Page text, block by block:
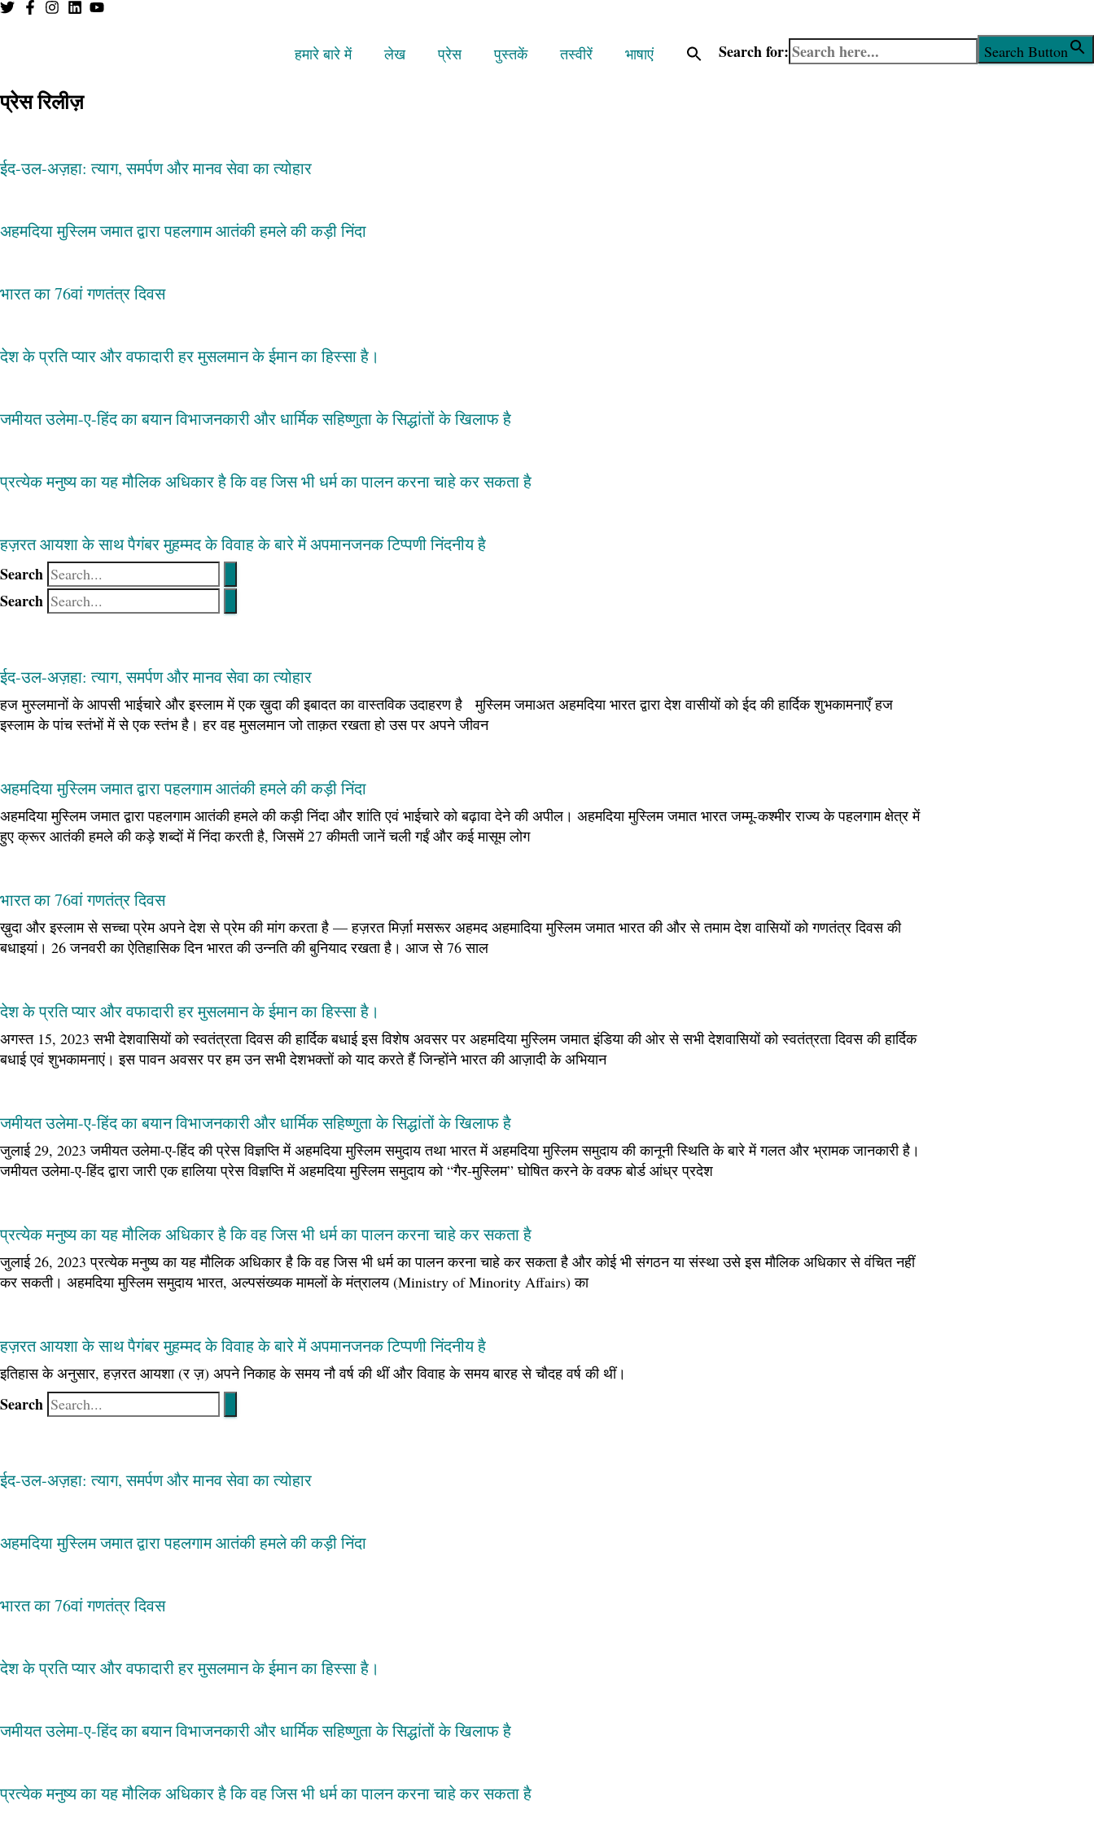
हमारे बारे में लेख प्रेस पुस्तकें तस्वीरें भाषाएं Search for: Search Button
प्रेस रिलीज़
ईद-उल-अज़हा: त्याग, समर्पण और मानव सेवा का त्योहार
अहमदिया मुस्लिम जमात द्वारा पहलगाम आतंकी हमले की कड़ी निंदा
भारत का 76वां गणतंत्र दिवस
देश के प्रति प्यार और वफादारी हर मुसलमान के ईमान का हिस्सा है।
जमीयत उलेमा-ए-हिंद का बयान विभाजनकारी और धार्मिक सहिष्णुता के सिद्धांतों के खिलाफ है
प्रत्येक मनुष्य का यह मौलिक अधिकार है कि वह जिस भी धर्म का पालन करना चाहे कर सकता है
हज़रत आयशा के साथ पैगंबर मुहम्मद के विवाह के बारे में अपमानजनक टिप्पणी निंदनीय है
Search
Search
ईद-उल-अज़हा: त्याग, समर्पण और मानव सेवा का त्योहार
हज मुस्लमानों के आपसी भाईचारे और इस्लाम में एक ख़ुदा की इबादत का वास्तविक उदाहरण है मुस्लिम जमाअत अहमदिया भारत द्वारा देश वासीयों को ईद की हार्दिक शुभकामनाएँ हज
इस्लाम के पांच स्तंभों में से एक स्तंभ है। हर वह मुसलमान जो ताक़त रखता हो उस पर अपने जीवन
अहमदिया मुस्लिम जमात द्वारा पहलगाम आतंकी हमले की कड़ी निंदा
अहमदिया मुस्लिम जमात द्वारा पहलगाम आतंकी हमले की कड़ी निंदा और शांति एवं भाईचारे को बढ़ावा देने की अपील। अहमदिया मुस्लिम जमात भारत जम्मू-कश्मीर राज्य के पहलगाम क्षेत्र में
हुए क्रूर आतंकी हमले की कड़े शब्दों में निंदा करती है, जिसमें 27 कीमती जानें चली गईं और कई मासूम लोग
भारत का 76वां गणतंत्र दिवस
ख़ुदा और इस्लाम से सच्चा प्रेम अपने देश से प्रेम की मांग करता है — हज़रत मिर्ज़ा मसरूर अहमद अहमादिया मुस्लिम जमात भारत की और से तमाम देश वासियों को गणतंत्र दिवस की
बधाइयां। 26 जनवरी का ऐतिहासिक दिन भारत की उन्नति की बुनियाद रखता है। आज से 76 साल
देश के प्रति प्यार और वफादारी हर मुसलमान के ईमान का हिस्सा है।
अगस्त 15, 2023 सभी देशवासियों को स्वतंत्रता दिवस की हार्दिक बधाई इस विशेष अवसर पर अहमदिया मुस्लिम जमात इंडिया की ओर से सभी देशवासियों को स्वतंत्रता दिवस की हार्दिक
बधाई एवं शुभकामनाएं। इस पावन अवसर पर हम उन सभी देशभक्तों को याद करते हैं जिन्होंने भारत की आज़ादी के अभियान
जमीयत उलेमा-ए-हिंद का बयान विभाजनकारी और धार्मिक सहिष्णुता के सिद्धांतों के खिलाफ है
जुलाई 29, 2023 जमीयत उलेमा-ए-हिंद की प्रेस विज्ञप्ति में अहमदिया मुस्लिम समुदाय तथा भारत में अहमदिया मुस्लिम समुदाय की कानूनी स्थिति के बारे में गलत और भ्रामक जानकारी है।
जमीयत उलेमा-ए-हिंद द्वारा जारी एक हालिया प्रेस विज्ञप्ति में अहमदिया मुस्लिम समुदाय को “गैर-मुस्लिम” घोषित करने के वक्फ बोर्ड आंध्र प्रदेश
प्रत्येक मनुष्य का यह मौलिक अधिकार है कि वह जिस भी धर्म का पालन करना चाहे कर सकता है
जुलाई 26, 2023 प्रत्येक मनुष्य का यह मौलिक अधिकार है कि वह जिस भी धर्म का पालन करना चाहे कर सकता है और कोई भी संगठन या संस्था उसे इस मौलिक अधिकार से वंचित नहीं
कर सकती। अहमदिया मुस्लिम समुदाय भारत, अल्पसंख्यक मामलों के मंत्रालय (Ministry of Minority Affairs) का
हज़रत आयशा के साथ पैगंबर मुहम्मद के विवाह के बारे में अपमानजनक टिप्पणी निंदनीय है
इतिहास के अनुसार, हज़रत आयशा (र ज़) अपने निकाह के समय नौ वर्ष की थीं और विवाह के समय बारह से चौदह वर्ष की थीं।
Search
ईद-उल-अज़हा: त्याग, समर्पण और मानव सेवा का त्योहार
अहमदिया मुस्लिम जमात द्वारा पहलगाम आतंकी हमले की कड़ी निंदा
भारत का 76वां गणतंत्र दिवस
देश के प्रति प्यार और वफादारी हर मुसलमान के ईमान का हिस्सा है।
जमीयत उलेमा-ए-हिंद का बयान विभाजनकारी और धार्मिक सहिष्णुता के सिद्धांतों के खिलाफ है
प्रत्येक मनुष्य का यह मौलिक अधिकार है कि वह जिस भी धर्म का पालन करना चाहे कर सकता है